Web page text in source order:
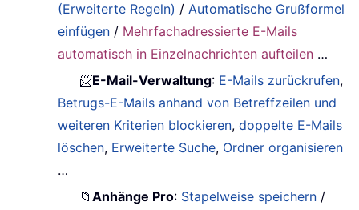
(Erweiterte Regeln) /Automatische Grußformel
einfügen / Mehrfachadressierte E-Mails
automatisch in Einzelnachrichten aufteilen …
📨E-Mail-Verwaltung: E-Mails zurückrufen,
Betrugs-E-Mails anhand von Betreffzeilen und
weiteren Kriterien blockieren,doppelte E-Mails
löschen, Erweiterte Suche, Ordner organisieren
…
📁Anhänge Pro: Stapelweise speichern /